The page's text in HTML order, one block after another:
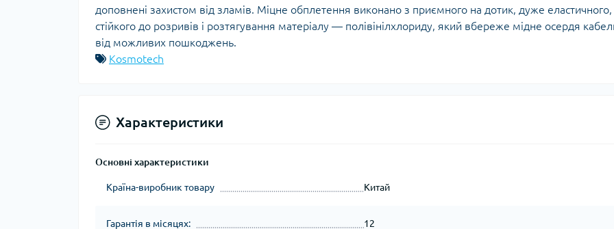
доповнені захистом від зламів. Міцне обплетення виконано з приємного на дотик, дуже еластичного,
стійкого до розривів і розтягування матеріалу — полівінілхлориду, який вбереже мідне осердя
від можливих пошкоджень.
Kosmotech
Характеристики
Основні характеристики
Країна-виробник товару Китай
Гарантія в місяцях: 12